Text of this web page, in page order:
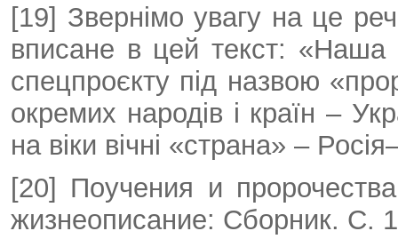
[19] Звернімо увагу на це
вписане в цей текст: «Наша
спецпроєкту під назвою
окремих народів і країн –
на віки вічні «страна» –
[20] Поучения и
жизнеописание: Сборник. С.